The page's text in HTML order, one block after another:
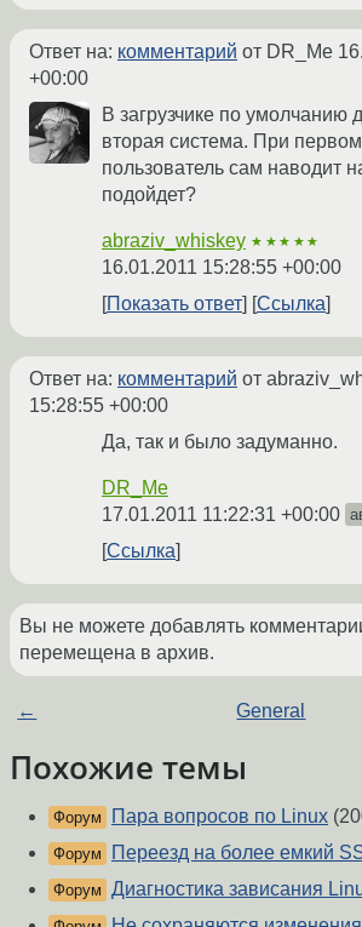
Ответ на: комментарий от DR_Me
+00:00
В загрузчике по умолчанию
вторая система. При первом
пользователь сам наводит
подойдет?
abraziv_whiskey ★★★★★
16.01.2011 15:28:55 +00:00
Показать ответ
Ссылка
Ответ на: комментарий от
15:28:55 +00:00
Да, так и было задуманно.
DR_Me
17.01.2011 11:22:31 +00:00
Ссылка
Вы не можете добавлять
перемещена в архив.
← General
Похожие темы
Форум Пара вопросов по Linux
Форум Переезд на более емкий
Форум Диагностика зависания